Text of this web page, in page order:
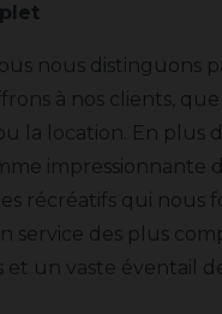
nous distinguons
à nos clients, que
la location. En plus
impressionnante
récréatifs qui nous
service des plus
un vaste éventail